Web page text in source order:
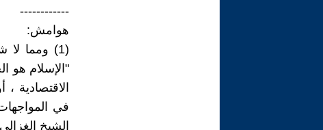
------------
هوامش:
(1) ومما
"الإسلام هو
الاقتصادية
في
الشيخ